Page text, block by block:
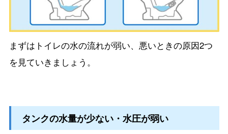
まずはトイレの水の流れが弱い、悪いときの原因2つ
を見ていきましょう。
タンクの水量が少ない・水圧が弱い